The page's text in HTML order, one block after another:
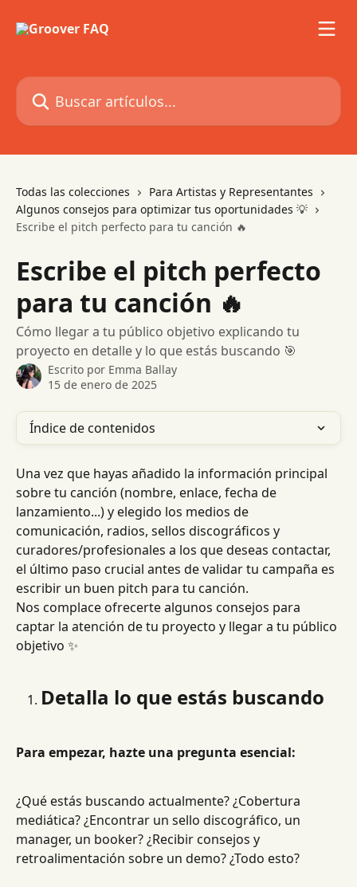
Buscar artículos...
Todas las colecciones
Para Artistas y Representantes
Algunos consejos para optimizar tus oportunidades 💡
Escribe el pitch perfecto para tu canción 🔥
Escribe el pitch perfecto
para tu canción 🔥
Cómo llegar a tu público objetivo explicando tu
proyecto en detalle y lo que estás buscando 🎯
Escrito por Emma Ballay
15 de enero de 2025
Índice de contenidos
Una vez que hayas añadido la información principal
sobre tu canción (nombre, enlace, fecha de
lanzamiento...) y elegido los medios de
comunicación, radios, sellos discográficos y
curadores/profesionales a los que deseas contactar,
el último paso crucial antes de validar tu campaña es
escribir un buen pitch para tu canción.
Nos complace ofrecerte algunos consejos para
captar la atención de tu proyecto y llegar a tu público
objetivo ✨
Detalla lo que estás buscando
Para empezar, hazte una pregunta esencial:
¿Qué estás buscando actualmente? ¿Cobertura
mediática? ¿Encontrar un sello discográfico, un
manager, un booker? ¿Recibir consejos y
retroalimentación sobre un demo? ¿Todo esto?